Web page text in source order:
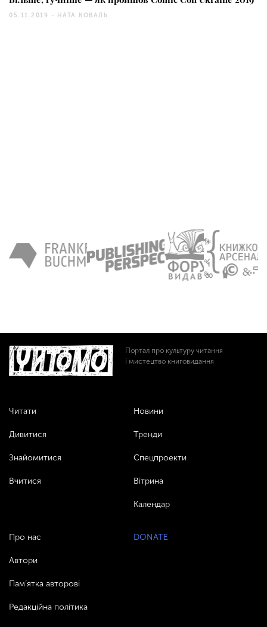
05.11.2019 - НАТА КОВАЛЬ
Портал про культуру читання
і мистецтво книговидання
Читати
Дивитися
Знайомитися
Вчитися
Новини
Тренди
Спецпроекти
Вітрина
Календар
Про нас
Автори
Пам’ятка авторові
Редакційна політика
DONATE